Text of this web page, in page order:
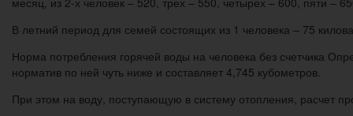
В летний период для семей состоящих из 1 человека – 75
Норма потребления горячей воды на человека без счетчика
норматив по ней чуть ниже и составляет 4,745 кубометров.
При этом на воду, поступающую в систему отопления, расчет